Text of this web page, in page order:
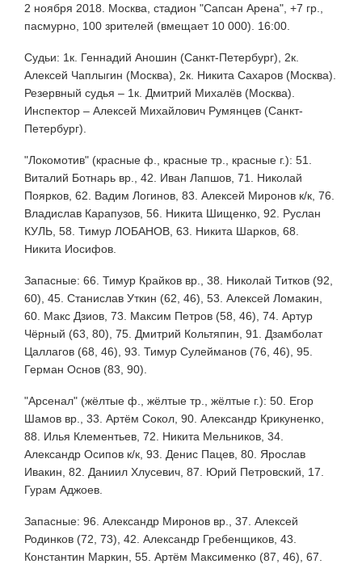
2 ноября 2018. Москва, стадион "Сапсан Арена", +7 гр.,
пасмурно, 100 зрителей (вмещает 10 000). 16:00.
Судьи: 1к. Геннадий Аношин (Санкт-Петербург), 2к.
Алексей Чаплыгин (Москва), 2к. Никита Сахаров (Москва).
Резервный судья – 1к. Дмитрий Михалёв (Москва).
Инспектор – Алексей Михайлович Румянцев (Санкт-
Петербург).
"Локомотив" (красные ф., красные тр., красные г.): 51.
Виталий Ботнарь вр., 42. Иван Лапшов, 71. Николай
Поярков, 62. Вадим Логинов, 83. Алексей Миронов к/к, 76.
Владислав Карапузов, 56. Никита Шищенко, 92. Руслан
КУЛЬ, 58. Тимур ЛОБАНОВ, 63. Никита Шарков, 68.
Никита Иосифов.
Запасные: 66. Тимур Крайков вр., 38. Николай Титков (92,
60), 45. Станислав Уткин (62, 46), 53. Алексей Ломакин,
60. Макс Дзиов, 73. Максим Петров (58, 46), 74. Артур
Чёрный (63, 80), 75. Дмитрий Кольтяпин, 91. Дзамболат
Цаллагов (68, 46), 93. Тимур Сулейманов (76, 46), 95.
Герман Основ (83, 90).
"Арсенал" (жёлтые ф., жёлтые тр., жёлтые г.): 50. Егор
Шамов вр., 33. Артём Сокол, 90. Александр Крикуненко,
88. Илья Клементьев, 72. Никита Мельников, 34.
Александр Осипов к/к, 93. Денис Пацев, 80. Ярослав
Ивакин, 82. Даниил Хлусевич, 87. Юрий Петровский, 17.
Гурам Аджоев.
Запасные: 96. Александр Миронов вр., 37. Алексей
Родинков (72, 73), 42. Александр Гребенщиков, 43.
Константин Маркин, 55. Артём Максименко (87, 46), 67.